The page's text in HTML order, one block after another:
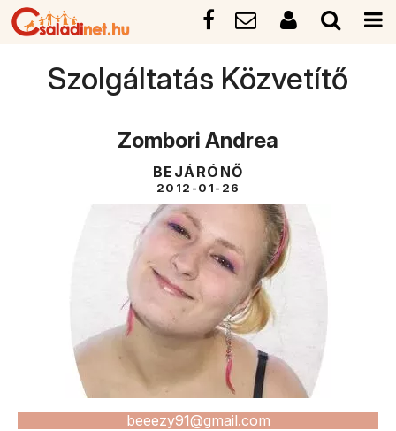
Szolgáltatás Közvetítő
Zombori Andrea
BEJÁRÓNŐ
2012-01-26
beeezy91@gmail.com